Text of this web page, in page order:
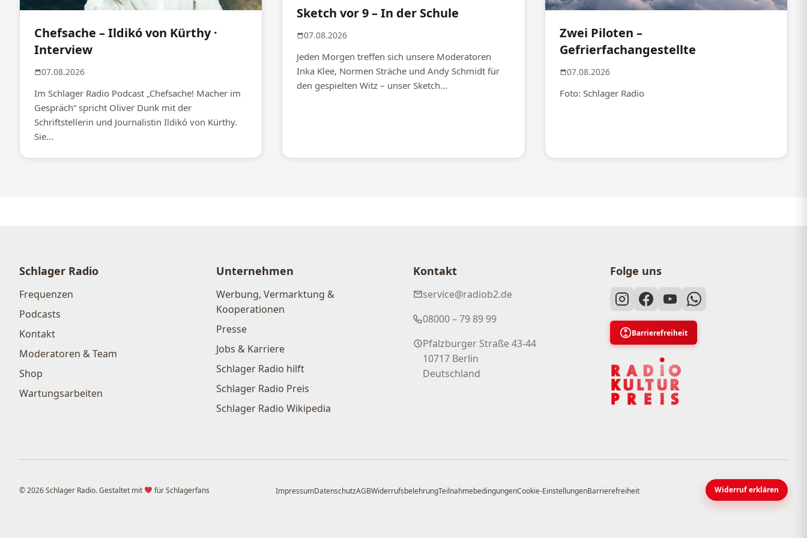
Chefsache – Ildikó von Kürthy ·
Interview
07.08.2026
Im Schlager Radio Podcast „Chefsache! Macher im
Gespräch“ spricht Oliver Dunk mit der
Schriftstellerin und Journalistin Ildikó von Kürthy.
Sie...
Sketch vor 9 – In der Schule
07.08.2026
Jeden Morgen treffen sich unsere Moderatoren
Inka Klee, Normen Sträche und Andy Schmidt für
den gespielten Witz – unser Sketch...
Zwei Piloten –
Gefrierfachangestellte
07.08.2026
Foto: Schlager Radio
Schlager Radio
Frequenzen
Podcasts
Kontakt
Moderatoren & Team
Shop
Wartungsarbeiten
Unternehmen
Werbung, Vermarktung &
Kooperationen
Presse
Jobs & Karriere
Schlager Radio hilft
Schlager Radio Preis
Schlager Radio Wikipedia
Kontakt
service@radiob2.de
08000 – 79 89 99
Pfalzburger Straße 43-44
10717 Berlin
Deutschland
Folge uns
Barrierefreiheit
© 2026 Schlager Radio. Gestaltet mit für Schlagerfans ImpressumDatenschutzAGBWiderrufsbelehrungTeilnahmebedingungenCookie-EinstellungenBarrierefreiheit Widerruf erklären